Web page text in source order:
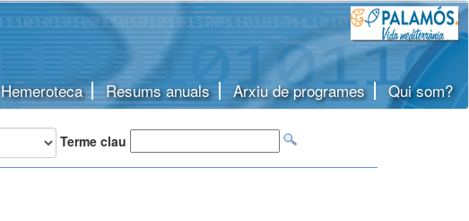
Hemeroteca Resums anuals Arxiu de programes Qui som?
Terme clau